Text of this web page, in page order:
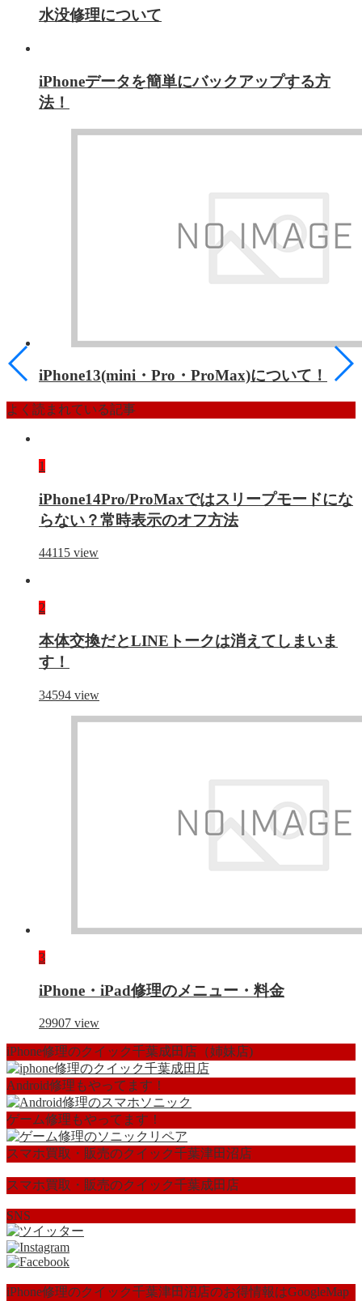
水没修理について
iPhoneデータを簡単にバックアップする方
法！
iPhone13(mini・Pro・ProMax)について！
よく読まれている記事
1
iPhone14Pro/ProMaxではスリープモードにな
らない？常時表示のオフ方法
44115 view
2
本体交換だとLINEトークは消えてしまいま
す！
34594 view
3
iPhone・iPad修理のメニュー・料金
29907 view
iPhone修理のクイック千葉成田店（姉妹店)
Android修理もやってます！
ゲーム修理もやってます！
スマホ買取・販売のクイック千葉津田沼店
スマホ買取・販売のクイック千葉成田店
SNS
iPhone修理のクイック千葉津田沼店のお得情報はGoogleMap